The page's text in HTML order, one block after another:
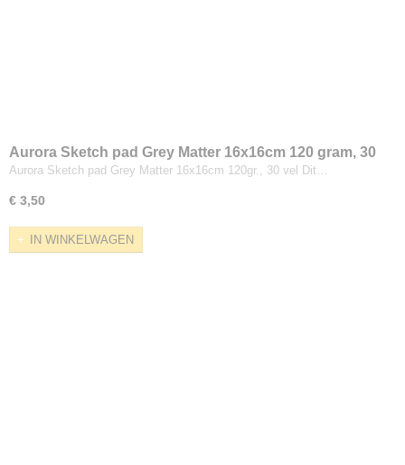
Aurora Sketch pad Grey Matter 16x16cm 120 gram, 30
vel
Aurora Sketch pad Grey Matter 16x16cm 120gr., 30 vel Dit…
€ 3,50
IN WINKELWAGEN